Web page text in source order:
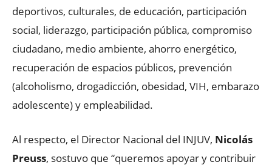
deportivos, culturales, de educación, participación
social, liderazgo, participación pública, compromiso
ciudadano, medio ambiente, ahorro energético,
recuperación de espacios públicos, prevención
(alcoholismo, drogadicción, obesidad, VIH, embarazo
adolescente) y empleabilidad.
Al respecto, el Director Nacional del INJUV, Nicolás
Preuss, sostuvo que “queremos apoyar y contribuir